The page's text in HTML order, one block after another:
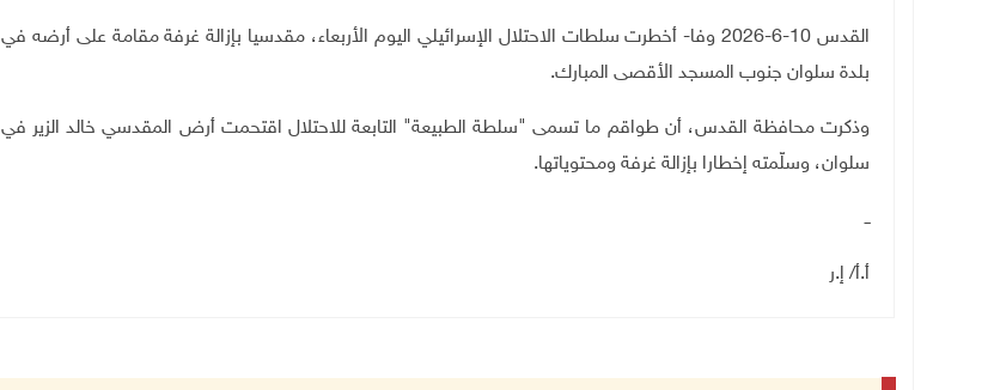
القدس 10-6-2026 وفا- أخطرت سلطات الاحتلال الإسرائيلي اليوم الأربعاء، مقدسيا بإزالة غرفة مقامة على أرضه في
بلدة سلوان جنوب المسجد الأقصى المبارك.
وذكرت محافظة القدس، أن طواقم ما تسمى "سلطة الطبيعة" التابعة للاحتلال اقتحمت أرض المقدسي خالد الزير في
سلوان، وسلّمته إخطارا بإزالة غرفة ومحتوياتها.
ــ
أ.أ/ إ.ر